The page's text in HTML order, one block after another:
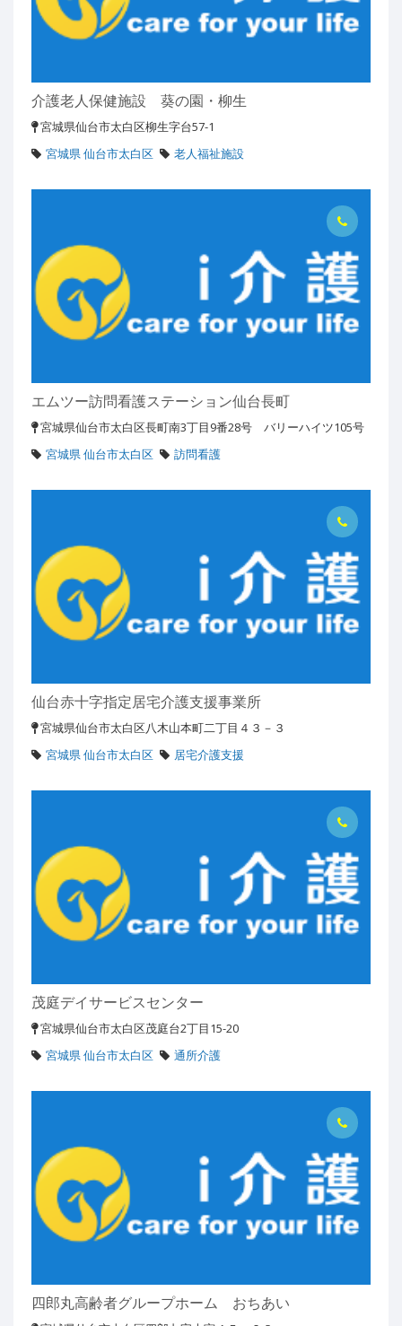
介護老人保健施設 葵の園・柳生
宮城県仙台市太白区柳生字台57-1
宮城県 仙台市太白区
老人福祉施設
エムツー訪問看護ステーション仙台長町
宮城県仙台市太白区長町南3丁目9番28号 バリーハイツ105号
宮城県 仙台市太白区
訪問看護
仙台赤十字指定居宅介護支援事業所
宮城県仙台市太白区八木山本町二丁目４３－３
宮城県 仙台市太白区
居宅介護支援
茂庭デイサービスセンター
宮城県仙台市太白区茂庭台2丁目15-20
宮城県 仙台市太白区
通所介護
四郎丸高齢者グループホーム おちあい